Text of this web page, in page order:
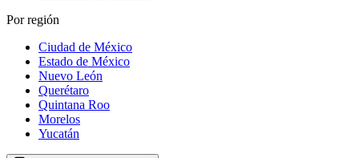
Por región
Ciudad de México
Estado de México
Nuevo León
Querétaro
Quintana Roo
Morelos
Yucatán